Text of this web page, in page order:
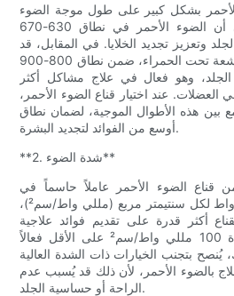
الأحمر بشكل كبير على طول موجة الضوء
المنبعث. تشير الأبحاث إلى أن الضوء الأحمر في نطاق 630-670
وتعزيز تجديد الخلايا. في المقابل، قد
يخترق الضوء القريب من الأشعة تحت الحمراء، ضمن نطاق 800-900
وهو فعال في علاج مشاكل أكثر
العضلات. عند اختيار قناع الضوء الأحمر،
بين هذه الأطوال الموجية، لضمان نطاق
أوسع من الفوائد لتجديد البشرة.
**2. شدة الضوء**
قناع الضوء الأحمر عاملاً حاسماً في
فعاليته. تُقاس عادةً بالمللي واط لكل سنتيمتر مربع (مللي واط/سم²)،
أكثر قدرة على تقديم فوائد علاجية
للبشرة. يُعتبر القناع ذو شدة 100 مللي واط/سم² على الأقل فعالاً
بتجنب الخيارات ذات الشدة العالية
بالضوء الأحمر، لأن ذلك قد يُسبب عدم
الراحة أو حساسية الجلد.